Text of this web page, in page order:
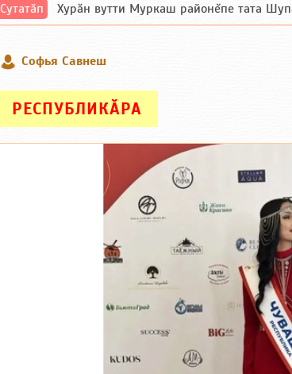
Сутатӑп Хурăн вутти Муркаш районĕпе тата
Софья Савнеш
РЕСПУБЛИКӐРА